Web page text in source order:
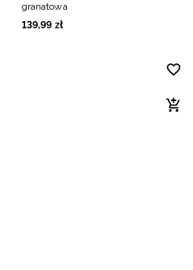
granatowa
139,99 zł